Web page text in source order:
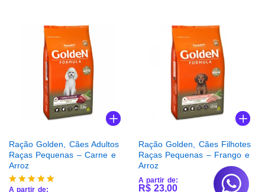
Ração Golden, Cães Adultos
Raças Pequenas – Carne e
Arroz
A partir de:
Ração Golden, Cães Filhotes
Raças Pequenas – Frango e
Arroz
A partir de:
R$ 23,00